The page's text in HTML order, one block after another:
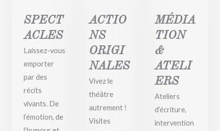
SPECT
ACLES
Laissez-vous
emporter
par des
récits
vivants. De
l’émotion, de
ACTIO
NS
ORIGI
NALES
Vivez le
théâtre
autrement !
Visites
MÉDIA
TION
&
ATELI
ERS
Ateliers
d’écriture,
intervention